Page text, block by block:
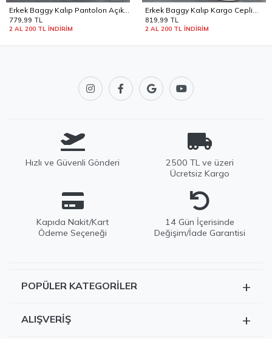
Erkek Baggy Kalıp Pantolon Açık
Yeşil Edw130
779,99 TL
2 AL 200 TL İNDİRİM
Erkek Baggy Kalıp Kargo Cepli
Pantolon Bej Edw131
819,99 TL
2 AL 200 TL İNDİRİM
Hızlı ve Güvenli Gönderi
2500 TL ve üzeri
Ücretsiz Kargo
Kapıda Nakit/Kart
Ödeme Seçeneği
14 Gün İçerisinde
Değişim/İade Garantisi
POPÜLER KATEGORILER +
Kazak
ALIŞVERIŞ +